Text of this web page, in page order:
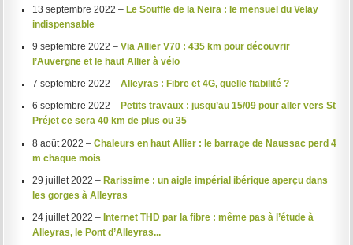
13 septembre 2022 – Le Souffle de la Neira : le mensuel du Velay
indispensable
9 septembre 2022 – Via Allier V70 : 435 km pour découvrir
l’Auvergne et le haut Allier à vélo
7 septembre 2022 – Alleyras : Fibre et 4G, quelle fiabilité ?
6 septembre 2022 – Petits travaux : jusqu’au 15/09 pour aller vers St
Préjet ce sera 40 km de plus ou 35
8 août 2022 – Chaleurs en haut Allier : le barrage de Naussac perd 4
m chaque mois
29 juillet 2022 – Rarissime : un aigle impérial ibérique aperçu dans
les gorges à Alleyras
24 juillet 2022 – Internet THD par la fibre : même pas à l’étude à
Alleyras, le Pont d’Alleyras...